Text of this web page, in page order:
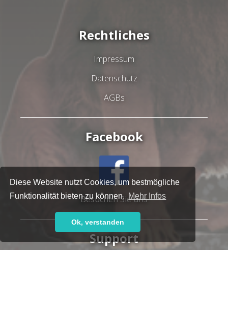
Diese Website nutzt Cookies, um bestmögliche
Funktionalität bieten zu können. Mehr Infos
Ok, verstanden
Rechtliches
Impressum
Datenschutz
AGBs
Facebook
Besuchen Sie uns
Support